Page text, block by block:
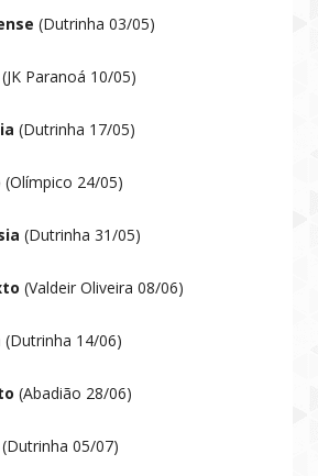
(Dutrinha 03/05)
(JK Paranoá 10/05)
(Dutrinha 17/05)
(Olímpico 24/05)
(Dutrinha 31/05)
(Valdeir Oliveira 08/06)
(Dutrinha 14/06)
(Abadião 28/06)
(Dutrinha 05/07)